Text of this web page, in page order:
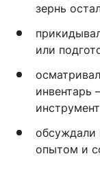
зернь
или
инвентарь
обсуждали
опытом и